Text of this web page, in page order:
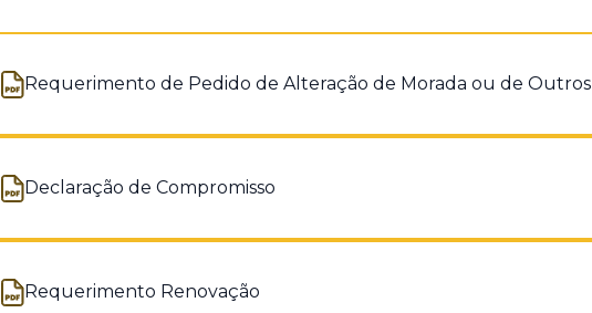
Requerimento de Pedido de Alteração de Morada ou de
Abre num novo separador
Declaração de Compromisso
Abre num novo separador
Requerimento Renovação
Abre num novo separador